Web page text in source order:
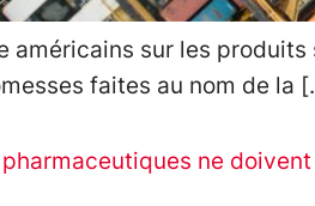
américains sur les
faites au nom de la
ne